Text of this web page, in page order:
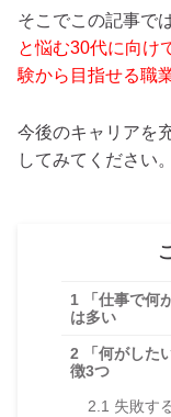
そこでこの記事では
と悩む30代に向け
験から目指せる職
今後のキャリアを
してみてください。
1 「仕事で何
は多い
2 「何がした
徴3つ
2.1 失敗す